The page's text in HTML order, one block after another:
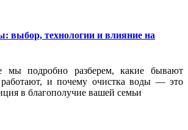
выбор, технологии и влияние на
мы подробно разберем, какие бывают
и почему очистка воды — это
в благополучие вашей семьи